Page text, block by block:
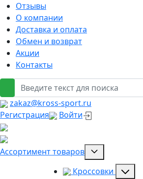
Отзывы
О компании
Доставка и оплата
Обмен и возврат
Акции
Контакты
zakaz@kross-sport.ru
Регистрация
Войти
Ассортимент товаров
Кроссовки